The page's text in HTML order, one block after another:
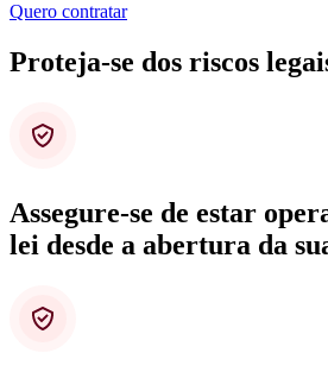
Quero contratar
Proteja-se dos riscos
Assegure-se de estar
lei desde a abertura da